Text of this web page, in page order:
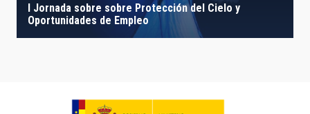
I Jornada sobre sobre Protección del Cielo y
Oportunidades de Empleo